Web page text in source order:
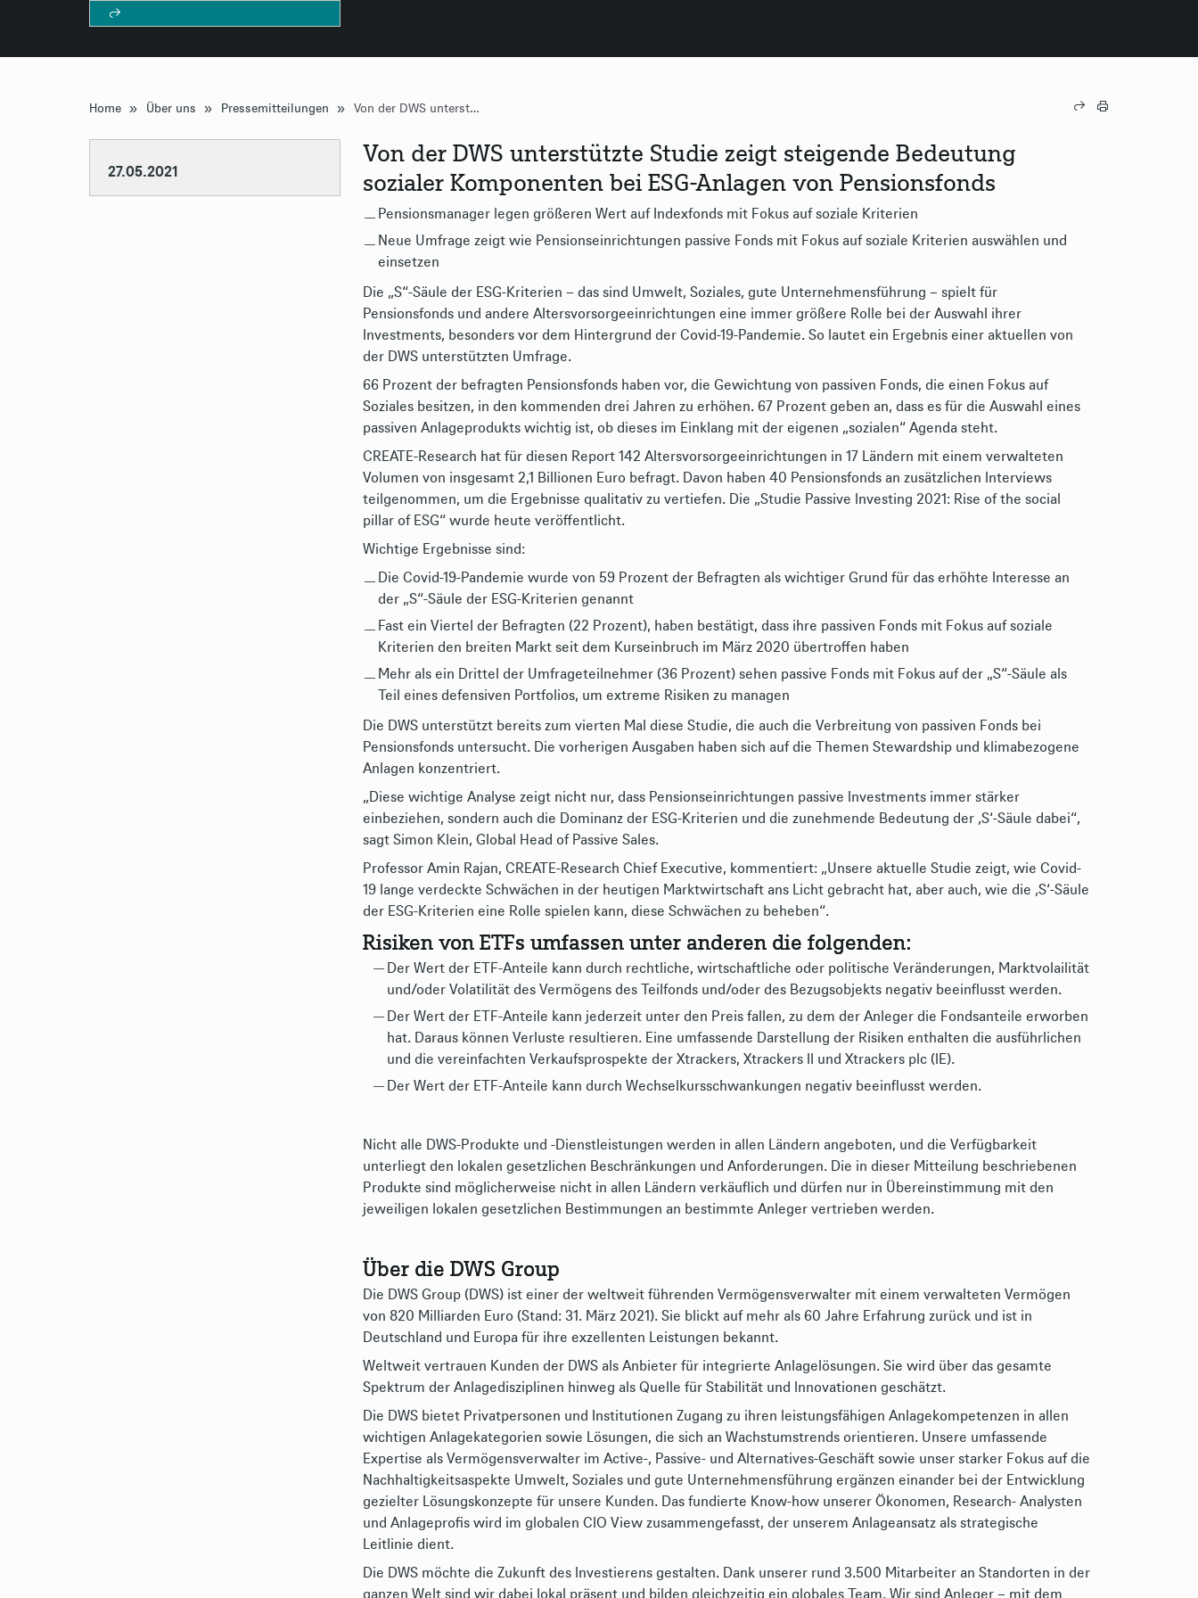
Home » Über uns » Pressemitteilungen » Von der DWS unterstützte Studie zeigt steigende Bedeutung sozialer Komponenten bei ESG-Anlagen von Pensionsfonds
27.05.2021
Von der DWS unterstützte Studie zeigt steigende Bedeutung
sozialer Komponenten bei ESG-Anlagen von Pensionsfonds
Pensionsmanager legen größeren Wert auf Indexfonds mit Fokus auf soziale Kriterien
Neue Umfrage zeigt wie Pensionseinrichtungen passive Fonds mit Fokus auf soziale Kriterien auswählen und
einsetzen
Die „S“-Säule der ESG-Kriterien – das sind Umwelt, Soziales, gute Unternehmensführung – spielt für
Pensionsfonds und andere Altersvorsorgeeinrichtungen eine immer größere Rolle bei der Auswahl ihrer
Investments, besonders vor dem Hintergrund der Covid-19-Pandemie. So lautet ein Ergebnis einer aktuellen von
der DWS unterstützten Umfrage.
66 Prozent der befragten Pensionsfonds haben vor, die Gewichtung von passiven Fonds, die einen Fokus auf
Soziales besitzen, in den kommenden drei Jahren zu erhöhen. 67 Prozent geben an, dass es für die Auswahl eines
passiven Anlageprodukts wichtig ist, ob dieses im Einklang mit der eigenen „sozialen“ Agenda steht.
CREATE-Research hat für diesen Report 142 Altersvorsorgeeinrichtungen in 17 Ländern mit einem verwalteten
Volumen von insgesamt 2,1 Billionen Euro befragt. Davon haben 40 Pensionsfonds an zusätzlichen Interviews
teilgenommen, um die Ergebnisse qualitativ zu vertiefen. Die „Studie Passive Investing 2021: Rise of the social
pillar of ESG“ wurde heute veröffentlicht.
Wichtige Ergebnisse sind:
Die Covid-19-Pandemie wurde von 59 Prozent der Befragten als wichtiger Grund für das erhöhte Interesse an
der „S“-Säule der ESG-Kriterien genannt
Fast ein Viertel der Befragten (22 Prozent), haben bestätigt, dass ihre passiven Fonds mit Fokus auf soziale
Kriterien den breiten Markt seit dem Kurseinbruch im März 2020 übertroffen haben
Mehr als ein Drittel der Umfrageteilnehmer (36 Prozent) sehen passive Fonds mit Fokus auf der „S“-Säule als
Teil eines defensiven Portfolios, um extreme Risiken zu managen
Die DWS unterstützt bereits zum vierten Mal diese Studie, die auch die Verbreitung von passiven Fonds bei
Pensionsfonds untersucht. Die vorherigen Ausgaben haben sich auf die Themen Stewardship und klimabezogene
Anlagen konzentriert.
„Diese wichtige Analyse zeigt nicht nur, dass Pensionseinrichtungen passive Investments immer stärker
einbeziehen, sondern auch die Dominanz der ESG-Kriterien und die zunehmende Bedeutung der ‚S‘-Säule dabei“,
sagt Simon Klein, Global Head of Passive Sales.
Professor Amin Rajan, CREATE-Research Chief Executive, kommentiert: „Unsere aktuelle Studie zeigt, wie Covid-
19 lange verdeckte Schwächen in der heutigen Marktwirtschaft ans Licht gebracht hat, aber auch, wie die ‚S‘-Säule
der ESG-Kriterien eine Rolle spielen kann, diese Schwächen zu beheben“.
Risiken von ETFs umfassen unter anderen die folgenden:
Der Wert der ETF-Anteile kann durch rechtliche, wirtschaftliche oder politische Veränderungen, Marktvolailität
und/oder Volatilität des Vermögens des Teilfonds und/oder des Bezugsobjekts negativ beeinflusst werden.
Der Wert der ETF-Anteile kann jederzeit unter den Preis fallen, zu dem der Anleger die Fondsanteile erworben
hat. Daraus können Verluste resultieren. Eine umfassende Darstellung der Risiken enthalten die ausführlichen
und die vereinfachten Verkaufsprospekte der Xtrackers, Xtrackers II und Xtrackers plc (IE).
Der Wert der ETF-Anteile kann durch Wechselkursschwankungen negativ beeinflusst werden.
Nicht alle DWS-Produkte und -Dienstleistungen werden in allen Ländern angeboten, und die Verfügbarkeit
unterliegt den lokalen gesetzlichen Beschränkungen und Anforderungen. Die in dieser Mitteilung beschriebenen
Produkte sind möglicherweise nicht in allen Ländern verkäuflich und dürfen nur in Übereinstimmung mit den
jeweiligen lokalen gesetzlichen Bestimmungen an bestimmte Anleger vertrieben werden.
Über die DWS Group
Die DWS Group (DWS) ist einer der weltweit führenden Vermögensverwalter mit einem verwalteten Vermögen
von 820 Milliarden Euro (Stand: 31. März 2021). Sie blickt auf mehr als 60 Jahre Erfahrung zurück und ist in
Deutschland und Europa für ihre exzellenten Leistungen bekannt.
Weltweit vertrauen Kunden der DWS als Anbieter für integrierte Anlagelösungen. Sie wird über das gesamte
Spektrum der Anlagedisziplinen hinweg als Quelle für Stabilität und Innovationen geschätzt.
Die DWS bietet Privatpersonen und Institutionen Zugang zu ihren leistungsfähigen Anlagekompetenzen in allen
wichtigen Anlagekategorien sowie Lösungen, die sich an Wachstumstrends orientieren. Unsere umfassende
Expertise als Vermögensverwalter im Active-, Passive- und Alternatives-Geschäft sowie unser starker Fokus auf die
Nachhaltigkeitsaspekte Umwelt, Soziales und gute Unternehmensführung ergänzen einander bei der Entwicklung
gezielter Lösungskonzepte für unsere Kunden. Das fundierte Know-how unserer Ökonomen, Research- Analysten
und Anlageprofis wird im globalen CIO View zusammengefasst, der unserem Anlageansatz als strategische
Leitlinie dient.
Die DWS möchte die Zukunft des Investierens gestalten. Dank unserer rund 3.500 Mitarbeiter an Standorten in der
ganzen Welt sind wir dabei lokal präsent und bilden gleichzeitig ein globales Team. Wir sind Anleger – mit dem